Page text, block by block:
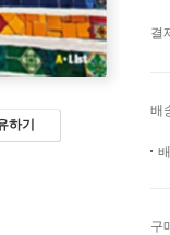
하기
결
배
구